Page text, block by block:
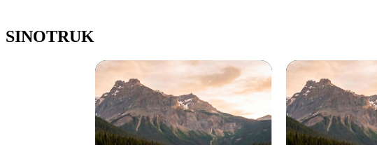
SINOTRUK